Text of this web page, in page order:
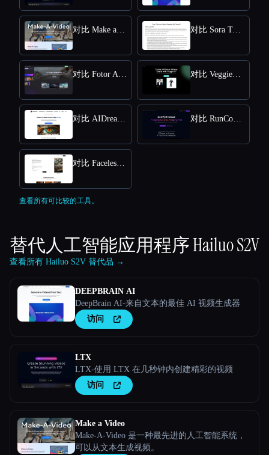
对比 Make a Video 对比 Sora Town
对比 Fotor AI video generator 对比 VeggieAI.dance: Create AI Dance Videos with Veggie AI Free Online
对比 AIDreamMachine 对比 RunComfy
对比 Faceless Videos AI
查看所有可比较的工具。
替代人工智能应用程序Hailuo S2V
查看所有 Hailuo S2V 替代品 →
DEEPBRAIN AI
DeepBrain AI-来自文本的最佳 AI 视频生成器
访问
LTX
LTX-使用 LTX 在几秒钟内创建精彩的视频
访问
Make a Video
Make-A-Video 是一种最先进的人工智能系统，
可以从文本生成视频。